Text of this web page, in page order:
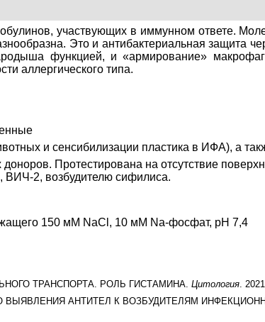
участвующих в иммунном ответе.
Это и антибактериальная защита
функцией, и «армирование»
аллергического типа.
и сенсибилизации пластика в ИФА), а
Протестирована на отсутствие
ВИЧ-2, возбудителю сифилиса.
150 мМ NaCl, 10 мМ Na-фосфат, рН 7,4
ТРАНСПОРТА. РОЛЬ ГИСТАМИНА. Цитология.
ВЫЯВЛЕНИЯ АНТИТЕЛ К ВОЗБУДИТЕЛЯМ